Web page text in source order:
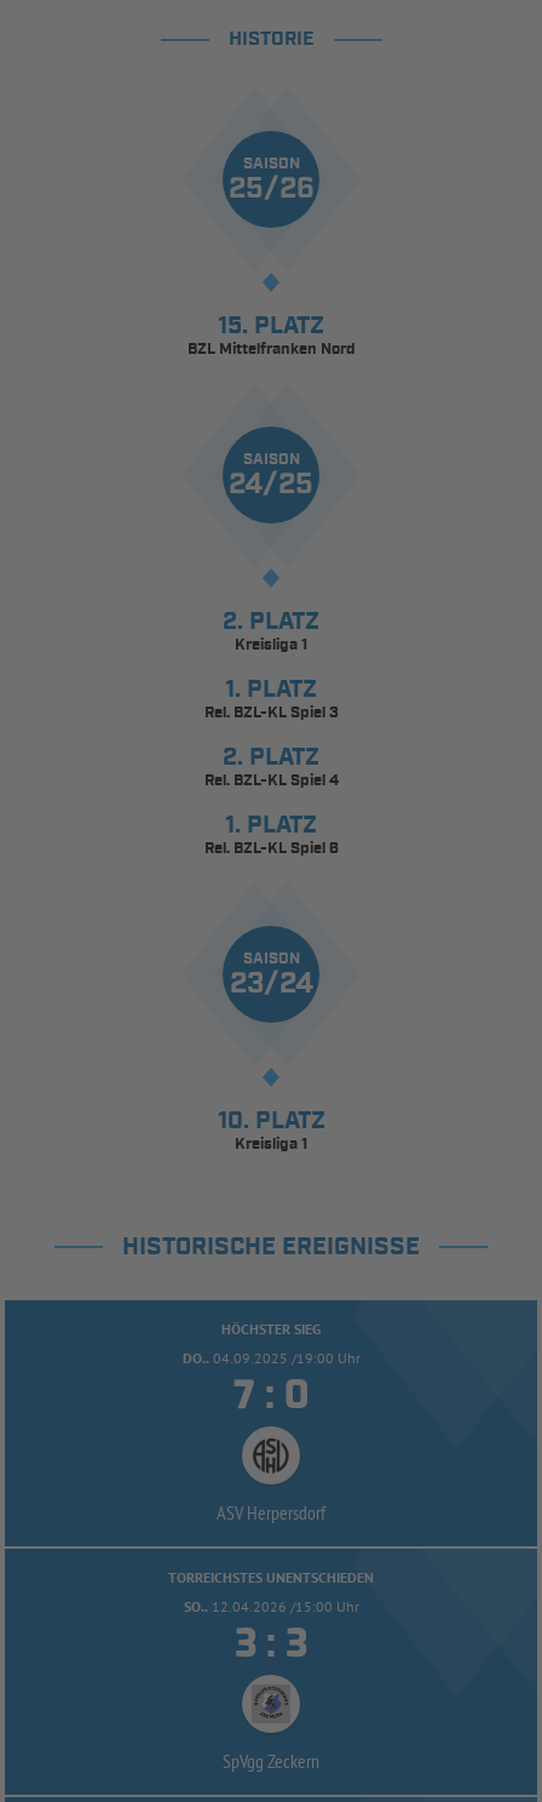
HISTORIE
SAISON
25/26
15. PLATZ
BZL Mittelfranken Nord
SAISON
24/25
2. PLATZ
Kreisliga 1
1. PLATZ
Rel. BZL-KL Spiel 3
2. PLATZ
Rel. BZL-KL Spiel 4
1. PLATZ
Rel. BZL-KL Spiel 6
SAISON
23/24
10. PLATZ
Kreisliga 1
HISTORISCHE EREIGNISSE
HÖCHSTER SIEG
DO.. 04.09.2025 /19:00 Uhr
 : 
ASV Herpersdorf
TORREICHSTES UNENTSCHIEDEN
SO.. 12.04.2026 /15:00 Uhr
 : 
SpVgg Zeckern